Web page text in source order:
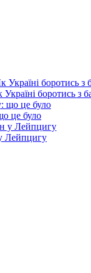
боротись з
це було
Лейпцигу